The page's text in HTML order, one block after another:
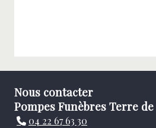
Nous contacter
Pompes Funèbres Terre
04 22 67 63 30